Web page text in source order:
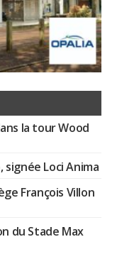
la tour Wood
Loci Anima
François Villon
du Stade Max